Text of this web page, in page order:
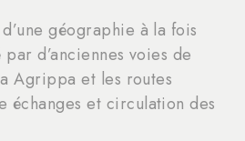
géographie à la fois
d’anciennes voies de
Agrippa et les routes
échanges et circulation des